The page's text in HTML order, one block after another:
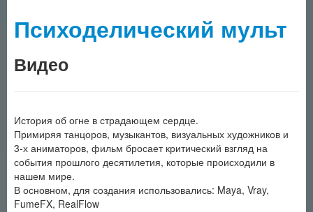
Психоделический мульт
Видео
История об огне в страдающем сердце.
Примиряя танцоров, музыкантов, визуальных художников и
3-х аниматоров, фильм бросает критический взгляд на
события прошлого десятилетия, которые происходили в
нашем мире.
В основном, для создания использовались: Maya, Vray,
FumeFX, RealFlow